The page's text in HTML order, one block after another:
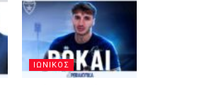
ΙΩΝΙΚΟΣ